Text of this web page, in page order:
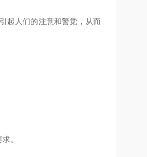
起人们的注意和警觉，从而
。